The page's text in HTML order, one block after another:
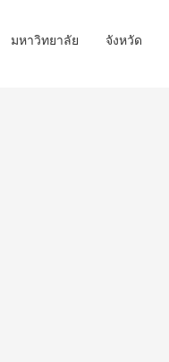
มหาวิทยาลัย จังหวัด